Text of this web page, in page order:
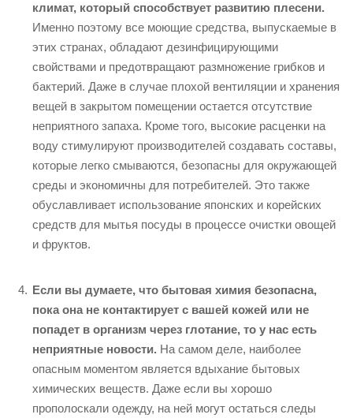
климат, который способствует развитию плесени.
Именно поэтому все моющие средства, выпускаемые в
этих странах, обладают дезинфицирующими
свойствами и предотвращают размножение грибков и
бактерий. Даже в случае плохой вентиляции и хранения
вещей в закрытом помещении остается отсутствие
неприятного запаха. Кроме того, высокие расценки на
воду стимулируют производителей создавать составы,
которые легко смываются, безопасны для окружающей
среды и экономичны для потребителей. Это также
обуславливает использование японских и корейских
средств для мытья посуды в процессе очистки овощей
и фруктов.
Если вы думаете, что бытовая химия безопасна,
пока она не контактирует с вашей кожей или не
попадет в организм через глотание, то у нас есть
неприятные новости. На самом деле, наиболее
опасным моментом является вдыхание бытовых
химических веществ. Даже если вы хорошо
прополоскали одежду, на ней могут остаться следы